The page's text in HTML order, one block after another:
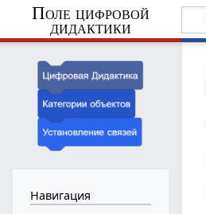
Поле цифровой
дидактики
Навигация